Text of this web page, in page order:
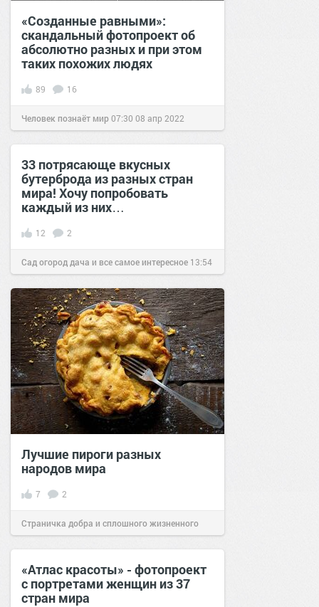
«Созданные равными»:
скандальный фотопроект об
абсолютно разных и при этом
таких похожих людях
89 16
Человек познаёт мир07:30 08 апр 2022
33 потрясающе вкусных
бутерброда из разных стран
мира! Хочу попробовать
каждый из них…
12 2
Сад огород дача и все самое интересное 13:54
23 дек 2016
Лучшие пироги разных
народов мира
7 2
Страничка добра и сплошного жизненного
позитива! 12:14 06 сен 2024
«Атлас красоты» - фотопроект
с портретами женщин из 37
стран мира